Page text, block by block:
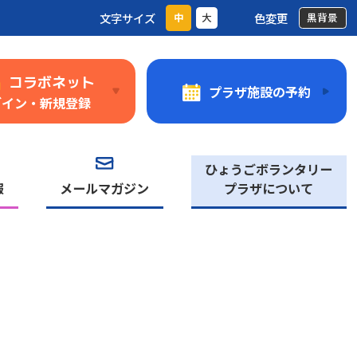
コラボネット
ン・新規登録
プラザ施設の予約
メールマガジン
ひょうごボランタリー
プラザについて
文字サイズ 中 大 色変更 黒背景